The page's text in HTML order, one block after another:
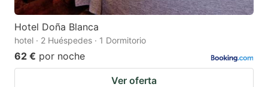
Hotel Doña Blanca
hotel · 2 Huéspedes · 1 Dormitorio
62 € por noche
Ver oferta